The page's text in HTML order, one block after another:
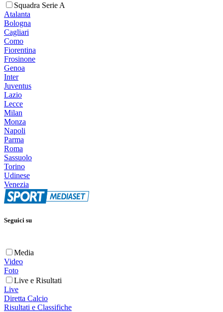
Squadra Serie A
Atalanta
Bologna
Cagliari
Como
Fiorentina
Frosinone
Genoa
Inter
Juventus
Lazio
Lecce
Milan
Monza
Napoli
Parma
Roma
Sassuolo
Torino
Udinese
Venezia
Seguici su
Media
Video
Foto
Live e Risultati
Live
Diretta Calcio
Risultati e Classifiche